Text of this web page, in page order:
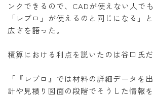
ンクできるので、CADが使えない人で
「レブロ」が使えるのと同じになる」
広さを語った。
積算における利点を説いたのは谷口氏だ
「『レブロ』では材料の詳細データを
計や見積り図面の段階でそうした情報